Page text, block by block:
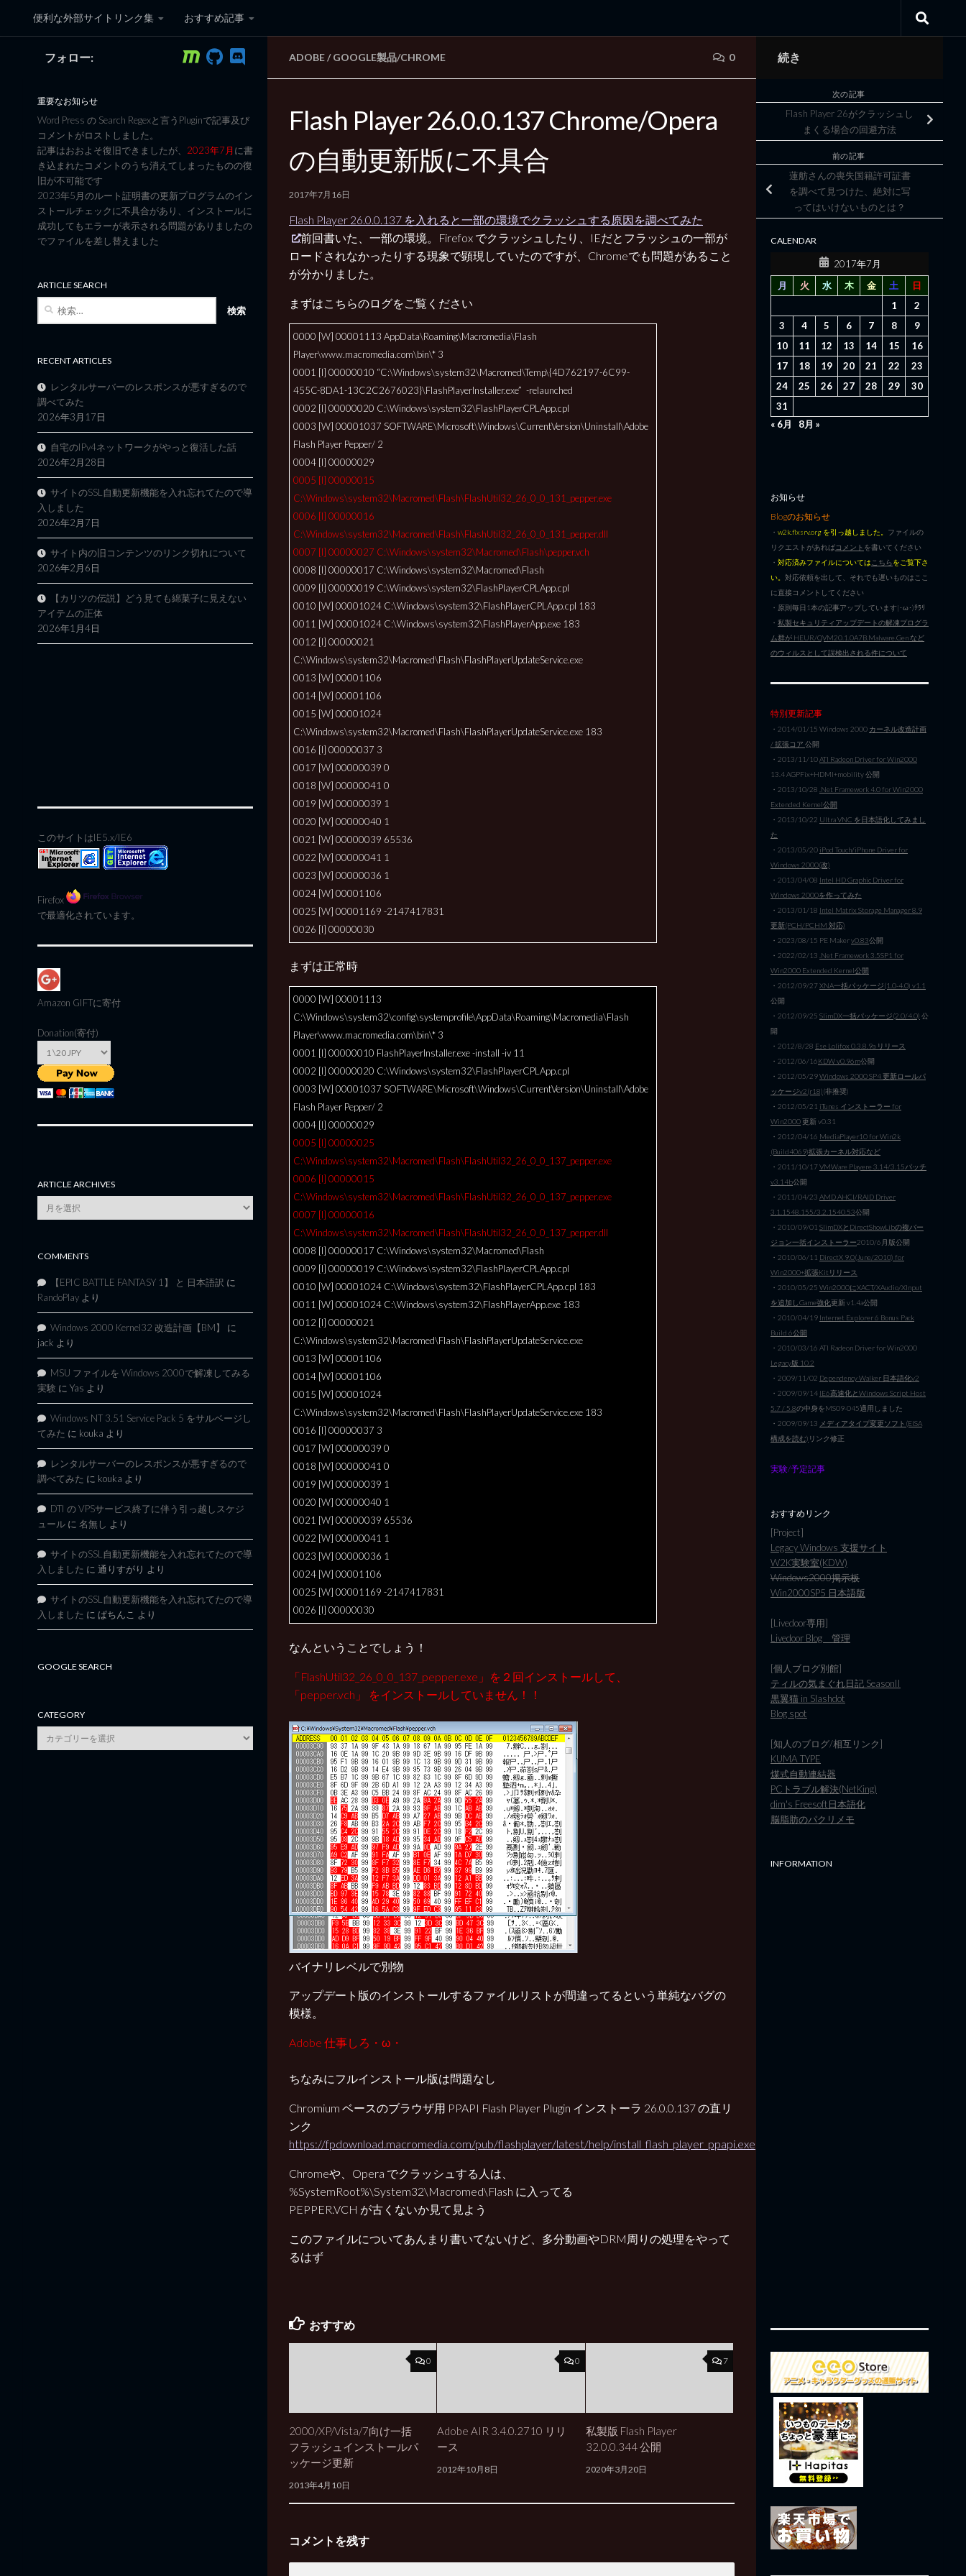
コンテンツへスキップ
便利な外部サイトリンク集 おすすめ記事
黒翼猫のコンピュータ日記 3rd Edition
ADOBE/ GOOGLE製品/CHROME 0
Flash Player 26.0.0.137 Chrome/Opera
の自動更新版に不具合
2017年7月16日
Flash Player 26.0.0.137 を入れると一部の環境でクラッシュする原因を調べてみた
前回書いた、一部の環境。Firefox でクラッシュしたり、IEだとフラッシュの一部が
ロードされなかったりする現象で顕現していたのですが、Chromeでも問題があること
が分かりました。
まずはこちらのログをご覧ください
0000 [W] 00001113 AppData\Roaming\Macromedia\Flash
Player\www.macromedia.com\bin\* 3
0001 [I] 00000010 “C:\Windows\system32\Macromed\Temp\{4D762197-6C99-
455C-8DA1-13C2C2676023}\FlashPlayerInstaller.exe” -relaunched
0002 [I] 00000020 C:\Windows\system32\FlashPlayerCPLApp.cpl
0003 [W] 00001037 SOFTWARE\Microsoft\Windows\CurrentVersion\Uninstall\Adobe
Flash Player Pepper/ 2
0004 [I] 00000029
0005 [I] 00000015
C:\Windows\system32\Macromed\Flash\FlashUtil32_26_0_0_131_pepper.exe
0006 [I] 00000016
C:\Windows\system32\Macromed\Flash\FlashUtil32_26_0_0_131_pepper.dll
0007 [I] 00000027 C:\Windows\system32\Macromed\Flash\pepper.vch
0008 [I] 00000017 C:\Windows\system32\Macromed\Flash
0009 [I] 00000019 C:\Windows\system32\FlashPlayerCPLApp.cpl
0010 [W] 00001024 C:\Windows\system32\FlashPlayerCPLApp.cpl 183
0011 [W] 00001024 C:\Windows\system32\FlashPlayerApp.exe 183
0012 [I] 00000021
C:\Windows\system32\Macromed\Flash\FlashPlayerUpdateService.exe
0013 [W] 00001106
0014 [W] 00001106
0015 [W] 00001024
C:\Windows\system32\Macromed\Flash\FlashPlayerUpdateService.exe 183
0016 [I] 00000037 3
0017 [W] 00000039 0
0018 [W] 00000041 0
0019 [W] 00000039 1
0020 [W] 00000040 1
0021 [W] 00000039 65536
0022 [W] 00000041 1
0023 [W] 00000036 1
0024 [W] 00001106
0025 [W] 00001169 -2147417831
0026 [I] 00000030
まずは正常時
0000 [W] 00001113
C:\Windows\system32\config\systemprofile\AppData\Roaming\Macromedia\Flash
Player\www.macromedia.com\bin\* 3
0001 [I] 00000010 FlashPlayerInstaller.exe -install -iv 11
0002 [I] 00000020 C:\Windows\system32\FlashPlayerCPLApp.cpl
0003 [W] 00001037 SOFTWARE\Microsoft\Windows\CurrentVersion\Uninstall\Adobe
Flash Player Pepper/ 2
0004 [I] 00000029
0005 [I] 00000025
C:\Windows\system32\Macromed\Flash\FlashUtil32_26_0_0_137_pepper.exe
0006 [I] 00000015
C:\Windows\system32\Macromed\Flash\FlashUtil32_26_0_0_137_pepper.exe
0007 [I] 00000016
C:\Windows\system32\Macromed\Flash\FlashUtil32_26_0_0_137_pepper.dll
0008 [I] 00000017 C:\Windows\system32\Macromed\Flash
0009 [I] 00000019 C:\Windows\system32\FlashPlayerCPLApp.cpl
0010 [W] 00001024 C:\Windows\system32\FlashPlayerCPLApp.cpl 183
0011 [W] 00001024 C:\Windows\system32\FlashPlayerApp.exe 183
0012 [I] 00000021
C:\Windows\system32\Macromed\Flash\FlashPlayerUpdateService.exe
0013 [W] 00001106
0014 [W] 00001106
0015 [W] 00001024
C:\Windows\system32\Macromed\Flash\FlashPlayerUpdateService.exe 183
0016 [I] 00000037 3
0017 [W] 00000039 0
0018 [W] 00000041 0
0019 [W] 00000039 1
0020 [W] 00000040 1
0021 [W] 00000039 65536
0022 [W] 00000041 1
0023 [W] 00000036 1
0024 [W] 00001106
0025 [W] 00001169 -2147417831
0026 [I] 00000030
なんということでしょう！
「FlashUtil32_26_0_0_137_pepper.exe」を２回インストールして、
「pepper.vch」 をインストールしていません！！
バイナリレベルで別物
アップデート版のインストールするファイルリストが間違ってるという単純なバグの
模様。
Adobe 仕事しろ・ω・
ちなみにフルインストール版は問題なし
Chromium ベースのブラウザ用 PPAPI Flash Player Plugin インストーラ 26.0.0.137 の直リ
ンク
https://fpdownload.macromedia.com/pub/flashplayer/latest/help/install_flash_player_ppapi.exe
Chromeや、Opera でクラッシュする人は、
%SystemRoot%\System32\Macromed\Flash に入ってる
PEPPER.VCH が古くないか見て見よう
このファイルについてあんまり書いてないけど、多分動画やDRM周りの処理をやって
るはず
おすすめ
0
2000/XP/Vista/7向け一括
フラッシュインストールパ
ッケージ更新
2013年4月10日
0
Adobe AIR 3.4.0.2710 リリ
ース
2012年10月8日
7
私製版 Flash Player
32.0.0.344 公開
2020年3月20日
コメントを残す
フォロー:
重要なお知らせ
Word Press の Search Regexと言うPluginで記事及び
コメントがロストしました。
記事はおおよそ復旧できましたが、 2023年7月に書
き込まれたコメントのうち消えてしまったものの復
旧が不可能です
2023年5月のルート証明書の更新プログラムのイン
ストールチェックに不具合があり、インストールに
成功してもエラーが表示される問題がありましたの
でファイルを差し替えました
ARTICLE SEARCH
RECENT ARTICLES
レンタルサーバーのレスポンスが悪すぎるので
調べてみた
2026年3月17日
自宅のIPv4ネットワークがやっと復活した話
2026年2月28日
サイトのSSL自動更新機能を入れ忘れてたので導
入しました
2026年2月7日
サイト内の旧コンテンツのリンク切れについて
2026年2月6日
【カリツの伝説】どう見ても綿菓子に見えない
アイテムの正体
2026年1月4日
このサイトはIE5.x/IE6
Firefox
で最適化されています。
Amazon GIFTに寄付
Donation(寄付)
ARTICLE ARCHIVES
Article
Archives
COMMENTS
【EPIC BATTLE FANTASY 1】 と 日本語訳 に
RandoPlay より
Windows 2000 Kernel32 改造計画【BM】
に
jack より
MSU ファイルを Windows 2000で解凍してみる
実験 に Yas より
Windows NT 3.51 Service Pack 5 をサルベージし
てみた に kouka より
レンタルサーバーのレスポンスが悪すぎるので
調べてみた に kouka より
DTI の VPSサービス終了に伴う引っ越しスケジ
ュール に 名無し より
サイトのSSL自動更新機能を入れ忘れてたので導
入しました に 通りすがり より
サイトのSSL自動更新機能を入れ忘れてたので導
入しました に ぱちんこ より
GOOGLE SEARCH
CATEGORY
category
続き
次の記事
Flash Player 26がクラッシュし
まくる場合の回避方法
前の記事
蓮舫さんの喪失国籍許可証書
を調べて見つけた、絶対に写
ってはいけないものとは？
CALENDAR
2017年7月
月
火 水 木 金 土
日
1
2
3
4 5 6 7 8
9
10
11 12 13 14 15
16
17
18 19 20 21 22
23
24
25 26 27 28 29
30
31
« 6月
8月 »
お知らせ
Blogのお知らせ
・ w2k.flxsrv.org を引っ越しました。 ファイルの
リクエストがあればコメント を書いてください
・ 対応済みファイルについては こちらをご覧下さ
い。 対応依頼を出して、それでも遅いものはここ
に直接コメントしてください
・原則毎日1本の記事アップしています|･ω･)ﾁﾗﾘ
・ 私製セキュリティアップデートの解凍プログラ
ム群が HEUR/QVM20.1.0A7B.Malware.Gen など
のウィルスとして誤検出される件について
特別更新記事
・2014/01/15 Windows 2000 カーネル改造計画
/ 拡張コア 公開
・2013/11/10ATI Radeon Driver for Win2000
13.4 AGPFix+HDMI+mobility 公開
・2013/10/28 .Net Framework 4.0 for Win2000
Extended Kernel公開
・2013/10/22 Ultra VNC を日本語化してみまし
た
・2013/05/20 iPod Touch/iPhone Driver for
Windows 2000(改)
・2013/04/08 Intel HD Graphic Driver for
Windows 2000を作ってみた
・2013/01/18 Intel Matrix Storage Manager 8.9
更新(PCH/PCHM 対応)
・2023/08/15 PE Makerv0.83公開
・2022/02/13 .Net Framework 3.5SP1 for
Win2000 Extended Kernel公開
・2012/09/27XNA一括パッケージ(1.0-4.0) v1.1
公開
・2012/09/25 SlimDX一括パッケージ(2.0/4.0) 公
開
・2012/8/28 Ese Lolifox 0.3.8.9a リリース
・2012/06/16KDW v0.96m公開
・2012/05/29Windows 2000 SP4 更新ロールパ
ッケージv2(r18)(非推奨)
・2012/05/21 iTunes インストーラー for
Win2000更新 v0.31
・2012/04/16 MediaPlayer10 for Win2k
(Build4069)拡張カーネル対応など
・2011/10/17VMWare Playere 3.14/3.15パッチ
v3.14b公開
・2011/04/23 AMD AHCI/RAID Driver
3.1.1548.155/3.2.1540.53公開
・2010/09/01 SlimDXとDirectShowLibの複バー
ジョン一括インストーラー2010/6月版公開
・2010/06/11 DirectX 9.0(June/2010) for
Win2000+拡張Kitリリース
・2010/05/25 Win2000にXACT/XAudio/XInput
を追加しGame強化更新 v1.4a公開
・2010/04/19 Internet Explorer 6 Bonus Pack
Build 6公開
・2010/03/16 ATI Radeon Driver for Win2000
Legacy版 10.2
・2009/11/02 Dependency Walker 日本語化v2
・2009/09/14 IE6高速化とWindows Script Host
5.7 / 5.8の中身をMS09-045適用しました
・2009/09/13 メディアタイプ変更ソフト(EISA
構成を読む) リンク修正
実験/予定記事
おすすめリンク
[Project]
Legacy Windows 支援サイト
W2K実験室(KDW)
Windows2000掲示板
Win2000SP5 日本語版
[Livedoor専用]
Livedoor Blog 管理
[個人ブログ別館]
ティルの気まぐれ日記 SeasonII
黒翼猫 in Slashdot
Blog spot
[知人のブログ/相互リンク]
KUMA TYPE
煤式自動連結器
PCトラブル解決(NetKing)
dim's Freesoft日本語化
脳脂肪のパクリメモ
INFORMATION